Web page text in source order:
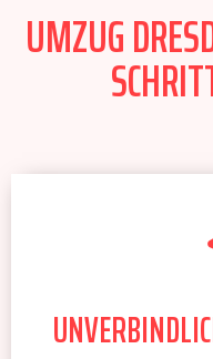
UMZUG